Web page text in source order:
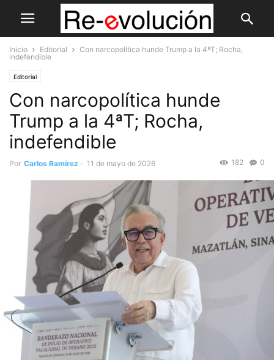
Inicio Editorial
Con narcopolítica hunde Trump a la 4ªT; Rocha,
indefendible
Editorial
Con narcopolítica hunde
Trump a la 4ªT; Rocha,
indefendible
Por Carlos Ramírez - 11 de mayo de 2026 0
182